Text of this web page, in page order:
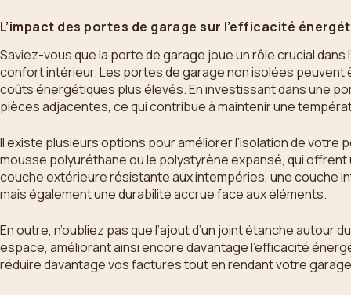
L’impact des portes de garage sur l’efficacité
Saviez-vous que la porte de garage joue un rôle crucial
confort intérieur. Les portes de garage non isolées peuvent
coûts énergétiques plus élevés. En investissant dans une
pièces adjacentes, ce qui contribue à maintenir une
Il existe plusieurs options pour améliorer l’isolation de
mousse polyuréthane ou le polystyrène expansé, qui
couche extérieure résistante aux intempéries, une couche
mais également une durabilité accrue face aux éléments.
En outre, n’oubliez pas que l’ajout d’un joint étanche
espace, améliorant ainsi encore davantage l’efficacité
réduire davantage vos factures tout en rendant votre